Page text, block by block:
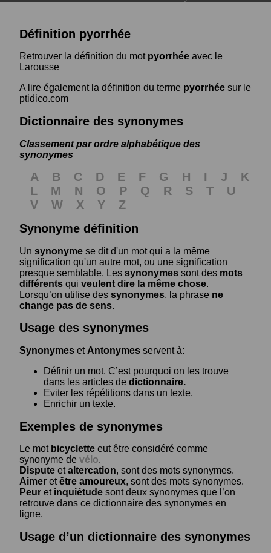
Définition pyorrhée
Retrouver la définition du mot pyorrhée avec le
Larousse
A lire également la définition du terme pyorrhée sur le
ptidico.com
Dictionnaire des synonymes
Classement par ordre alphabétique des
synonymes
A B C D E F G H I J
K
L
M N O P Q R S T
U
V
W X Y
Z
Synonyme définition
Un synonyme se dit d'un mot qui a la même
signification qu'un autre mot, ou une signification
presque semblable. Les synonymes sont des mots
différents qui veulent dire la même chose.
Lorsqu’on utilise des synonymes, la phrase ne
change pas de sens.
Usage des synonymes
Synonymes et Antonymes servent à:
Définir un mot. C’est pourquoi on les trouve
dans les articles de dictionnaire.
Eviter les répétitions dans un texte.
Enrichir un texte.
Exemples de synonymes
Le mot bicyclette eut être considéré comme
synonyme de vélo.
Dispute etaltercation, sont des mots synonymes.
Aimer etêtre amoureux, sont des mots synonymes.
Peur et inquiétude sont deux synonymes que l’on
retrouve dans ce dictionnaire des synonymes en
ligne.
Usage d’un dictionnaire des synonymes